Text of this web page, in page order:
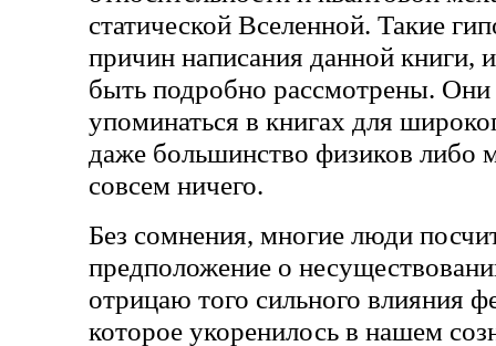
статической Вселенной. Такие
причин написания данной
быть подробно рассмотрены. Они
упоминаться в книгах для
даже большинство физиков либо
совсем ничего.
Без сомнения, многие люди
предположение о
отрицаю того сильного влияния
которое укоренилось в нашем